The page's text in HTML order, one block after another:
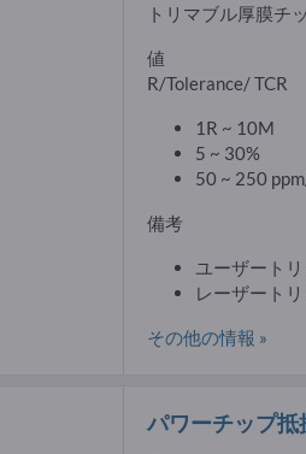
トリマブル厚膜チ
値
R/Tolerance/ TCR
1R ~ 10M
5 ~ 30%
50 ~ 250
備考
ユーザート
レーザート
その他の情報 »
パワーチップ抵